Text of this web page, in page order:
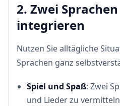
2. Zwei
integrieren
Nutzen Sie alltägliche
Sprachen ganz
Spiel und Spaß: Zwei
und Lieder zu